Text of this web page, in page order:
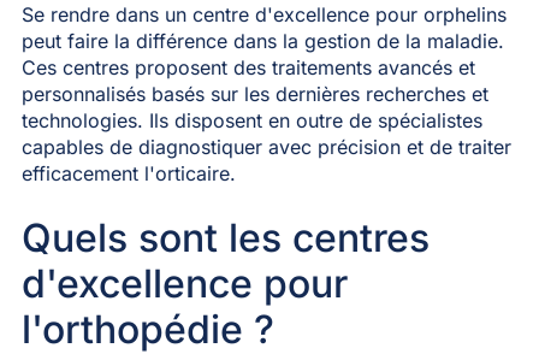
Se rendre dans un centre d'excellence pour orphelins
peut faire la différence dans la gestion de la maladie.
Ces centres proposent des traitements avancés et
personnalisés basés sur les dernières recherches et
technologies. Ils disposent en outre de spécialistes
capables de diagnostiquer avec précision et de traiter
efficacement l'orticaire.
Quels sont les centres
d'excellence pour
l'orthopédie ?